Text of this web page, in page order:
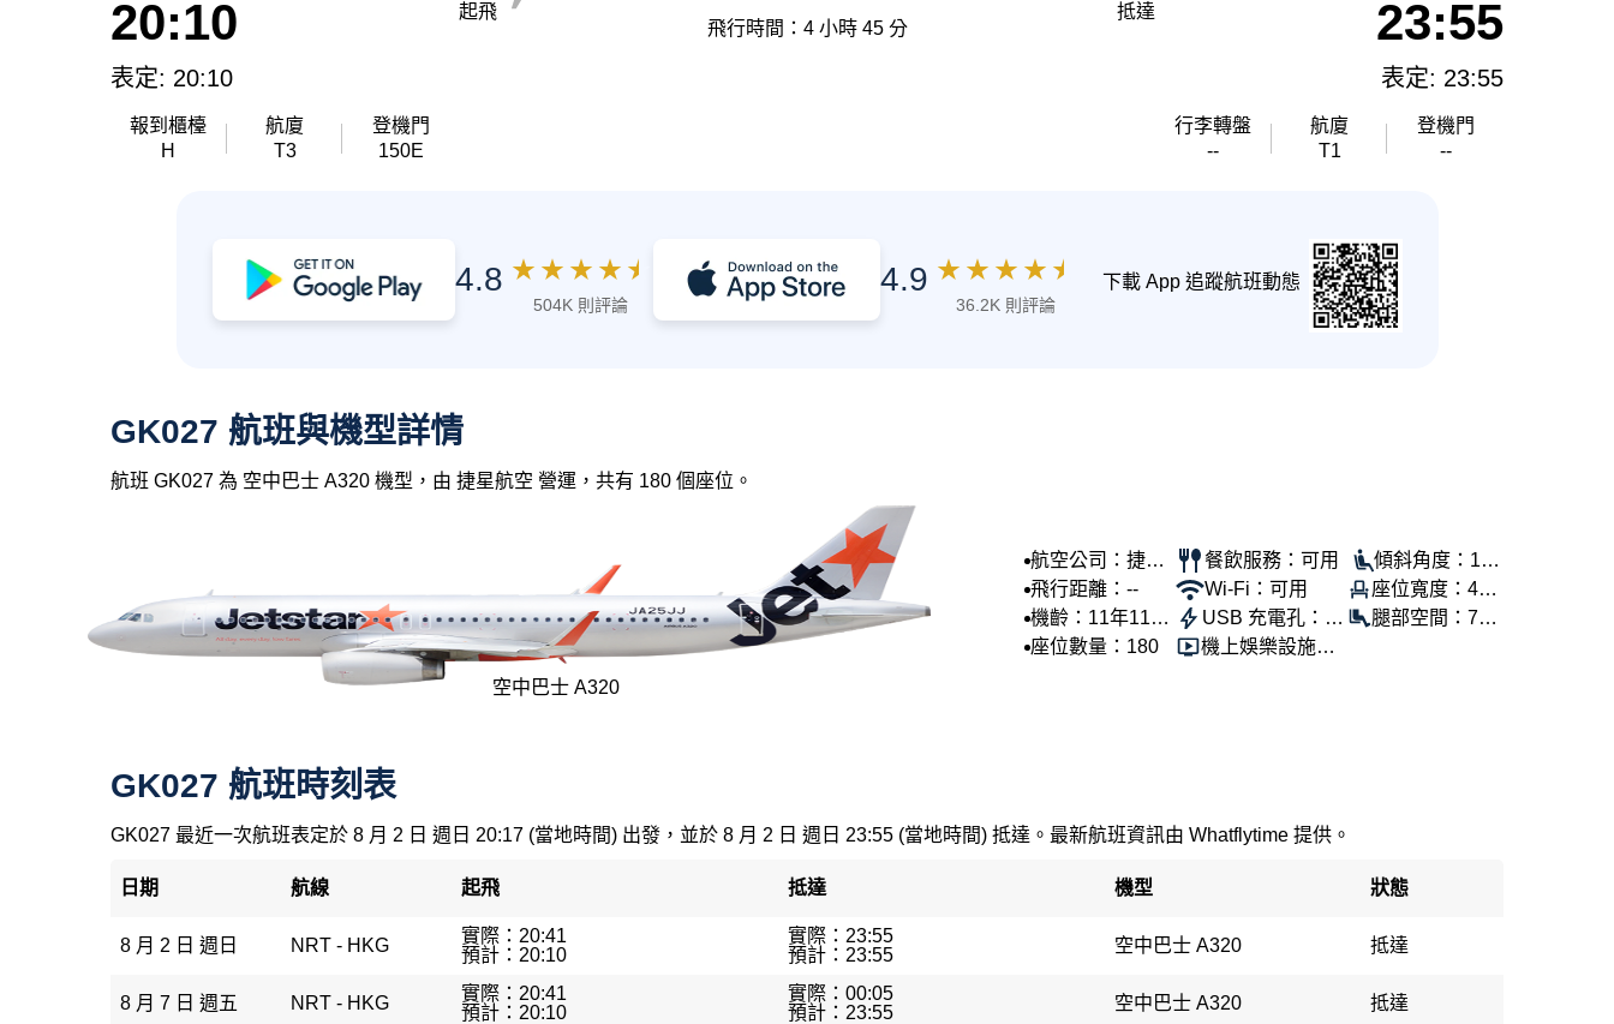
20:10
表定: 20:10
報到櫃檯
H
航廈
T3
登機門
150E
起飛
飛行時間：4 小時 45 分
抵達 23:55
表定: 23:55
行李轉盤
--
航廈
T1
登機門
--
4.8 ★ ★ ★ ★ ★
504K 則評論
4.9 ★ ★ ★ ★ ★
36.2K 則評論
下載 App 追蹤航班動態
GK027 航班與機型詳情
航班 GK027 為 空中巴士 A320 機型，由 捷星航空 營運，共有 180 個座位。
空中巴士 A320
航空公司：捷星
航空
飛行距離：--
機齡：11年11個
月
座位數量：180
餐飲服務：可用
Wi-Fi：可用
USB 充電孔：可
用
機上娛樂設施：
傾斜角度：100
°
座位寬度：45
公分
腿部空間：74
GK027 航班時刻表
GK027 最近一次航班表定於 8 月 2 日 週日 20:17 (當地時間) 出發，並於 8 月 2 日 週日 23:55 (當地時間) 抵達。最新航班資訊由 Whatflytime 提供。
日期 航線 起飛 抵達 機型 狀態
8 月 2 日 週日 NRT - HKG
實際：20:41
預計：20:10
實際：23:55
預計：23:55
空中巴士 A320 抵達
8 月 7 日 週五 NRT - HKG
實際：20:41
預計：20:10
實際：00:05
預計：23:55
空中巴士 A320 抵達